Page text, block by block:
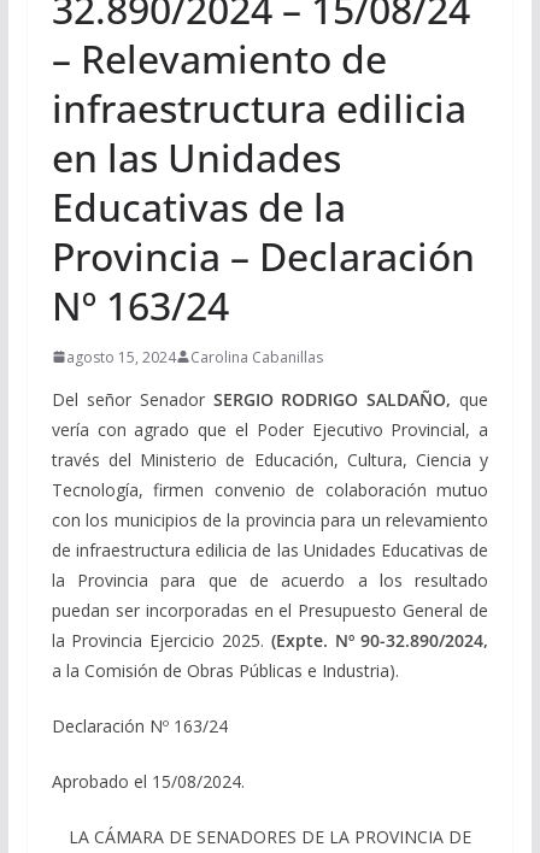
– Relevamiento de
infraestructura edilicia
en las Unidades
Educativas de la
Provincia – Declaración
Nº 163/24
agosto 15, 2024 Carolina Cabanillas
Del señor SenadorSERGIO RODRIGO SALDAÑO,que
vería con agrado que el Poder Ejecutivo Provincial, a
través del Ministerio de Educación, Cultura, Ciencia y
Tecnología, firmen convenio de colaboración mutuo
con los municipios de la provincia para un relevamiento
de infraestructura edilicia de las Unidades Educativas de
la Provincia para que de acuerdo a los resultado
puedan ser incorporadas en el Presupuesto General de
la Provincia Ejercicio 2025. (Expte. Nº 90-32.890/2024,
a la Comisión de Obras Públicas e Industria).
Declaración Nº 163/24
Aprobado el 15/08/2024.
LA CÁMARA DE SENADORES DE LA PROVINCIA DE